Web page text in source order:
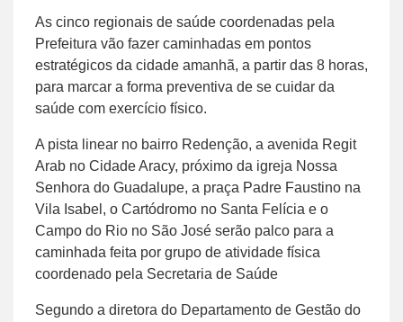
As cinco regionais de saúde coordenadas pela
Prefeitura vão fazer caminhadas em pontos
estratégicos da cidade amanhã, a partir das 8 horas,
para marcar a forma preventiva de se cuidar da
saúde com exercício físico.
A pista linear no bairro Redenção, a avenida Regit
Arab no Cidade Aracy, próximo da igreja Nossa
Senhora do Guadalupe, a praça Padre Faustino na
Vila Isabel, o Cartódromo no Santa Felícia e o
Campo do Rio no São José serão palco para a
caminhada feita por grupo de atividade física
coordenado pela Secretaria de Saúde
Segundo a diretora do Departamento de Gestão do